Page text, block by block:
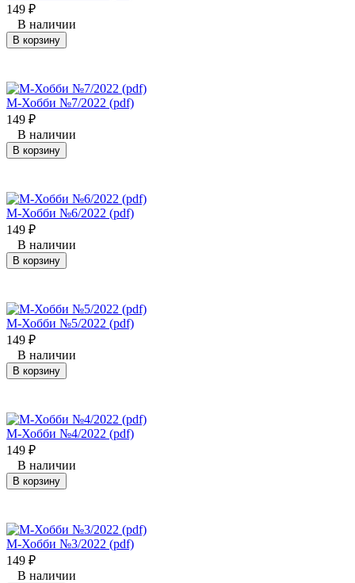
149 ₽
В наличии
В корзину
М-Хобби №7/2022 (pdf)
149 ₽
В наличии
В корзину
М-Хобби №6/2022 (pdf)
149 ₽
В наличии
В корзину
М-Хобби №5/2022 (pdf)
149 ₽
В наличии
В корзину
М-Хобби №4/2022 (pdf)
149 ₽
В наличии
В корзину
М-Хобби №3/2022 (pdf)
149 ₽
В наличии